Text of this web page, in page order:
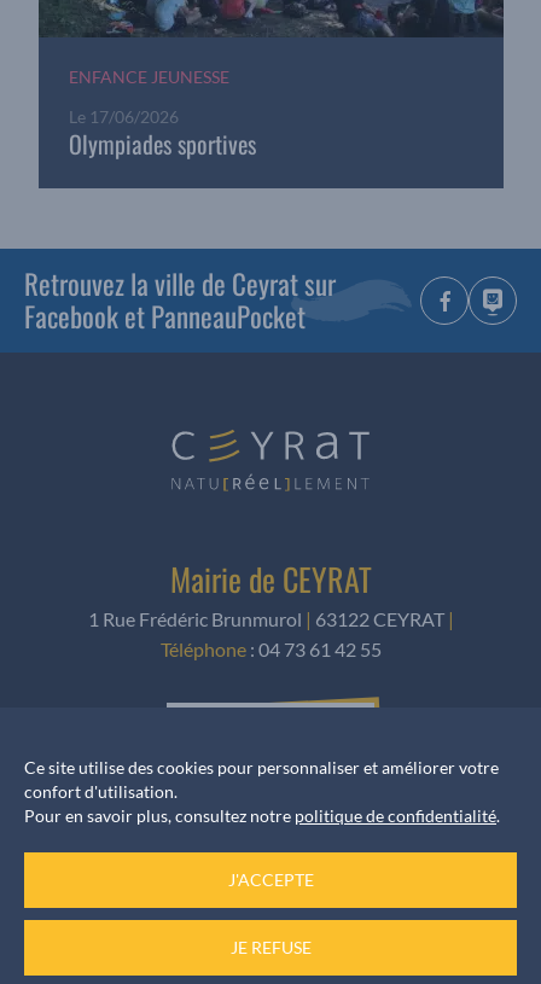
ENFANCE JEUNESSE
Le 17/06/2026
Olympiades sportives
Retrouvez la ville de Ceyrat sur
Facebook et PanneauPocket
Mairie de CEYRAT
1 Rue Frédéric Brunmurol | 63122 CEYRAT |
Téléphone: 04 73 61 42 55
Horaires d’ouverture
Accueil services
du Lundi au Vendredi de 8h30 à 12h et de 13h30 à 17h
Ce site utilise des cookies pour personnaliser et améliorer votre
confort d'utilisation.
Pour en savoir plus, consultez notre politique de confidentialité.
J'ACCEPTE
JE REFUSE